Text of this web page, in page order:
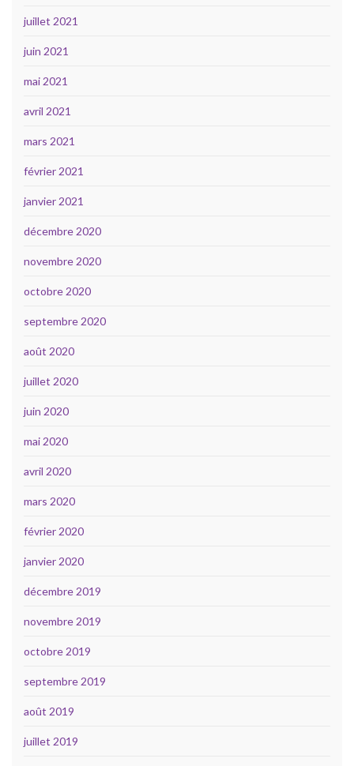
juillet 2021
juin 2021
mai 2021
avril 2021
mars 2021
février 2021
janvier 2021
décembre 2020
novembre 2020
octobre 2020
septembre 2020
août 2020
juillet 2020
juin 2020
mai 2020
avril 2020
mars 2020
février 2020
janvier 2020
décembre 2019
novembre 2019
octobre 2019
septembre 2019
août 2019
juillet 2019